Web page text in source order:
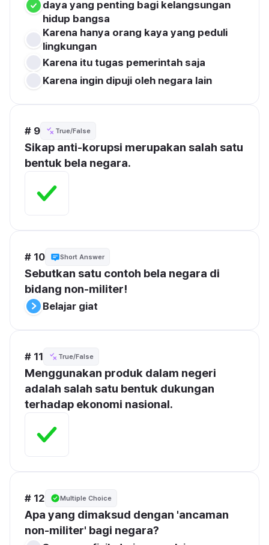
daya yang penting bagi kelangsungan
hidup bangsa
Karena hanya orang kaya yang peduli
lingkungan
Karena itu tugas pemerintah saja
Karena ingin dipuji oleh negara lain
# 9 True/False
Sikap anti-korupsi merupakan salah satu
bentuk bela negara.
# 10 Short Answer
Sebutkan satu contoh bela negara di
bidang non-militer!
Belajar giat
# 11 True/False
Menggunakan produk dalam negeri
adalah salah satu bentuk dukungan
terhadap ekonomi nasional.
# 12 Multiple Choice
Apa yang dimaksud dengan 'ancaman
non-militer' bagi negara?